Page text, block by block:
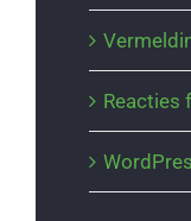
Reacties